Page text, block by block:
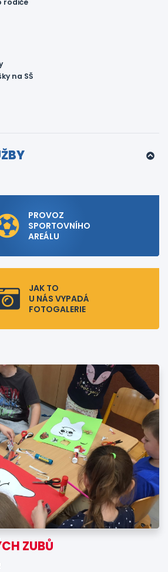
rodiče
na SŠ
PROVOZ
SPORTOVNÍHO
AREÁLU
JAK TO
U NÁS VYPADÁ
FOTOGALERIE
ZUBŮ